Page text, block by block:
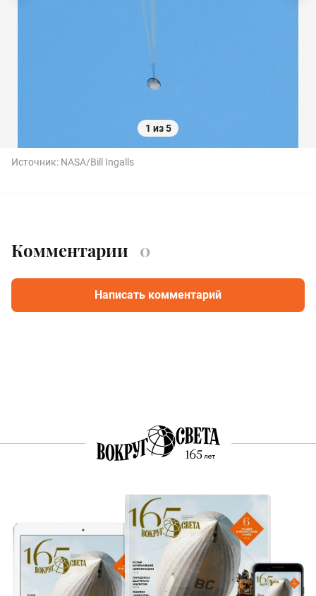
1 из 5
Источник: NASA/Bill Ingalls
Комментарии 0
Написать комментарий